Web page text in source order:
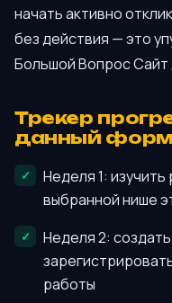
начать активно
без действия — это
Большой Вопрос Сайт
Трекер
данный
Неделя 1:
выбранной нише
Неделя 2:
работы